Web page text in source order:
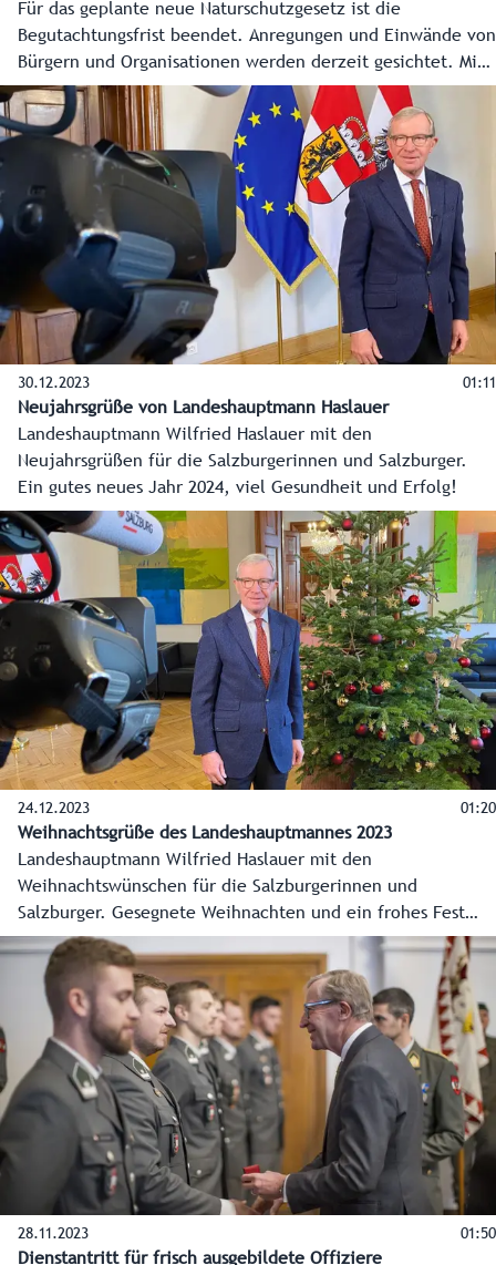
Für das geplante neue Naturschutzgesetz ist die
Begutachtungsfrist beendet. Anregungen und Einwände von
Bürgern und Organisationen werden derzeit gesichtet. Mit
Hilfe der Novelle sollen Behördenverfahren zum Ausbau
sauberer Energie beschleunigt werden. Landeshauptmann-
Stellvertreterin und Naturschutzreferentin Marlene Svazek
erläutert im Studiogespräch, wie der Naturschutz in
Salzburg künftig geregelt wird.
30.12.2023 01:11
Neujahrsgrüße von Landeshauptmann Haslauer
Landeshauptmann Wilfried Haslauer mit den
Neujahrsgrüßen für die Salzburgerinnen und Salzburger.
Ein gutes neues Jahr 2024, viel Gesundheit und Erfolg!
24.12.2023 01:20
Weihnachtsgrüße des Landeshauptmannes 2023
Landeshauptmann Wilfried Haslauer mit den
Weihnachtswünschen für die Salzburgerinnen und
Salzburger. Gesegnete Weihnachten und ein frohes Fest
2023!
28.11.2023 01:50
Dienstantritt für frisch ausgebildete Offiziere